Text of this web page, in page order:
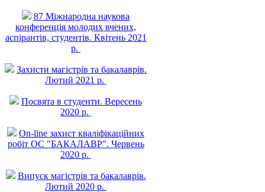
87 Міжнародна наукова
конференція молодих вчених,
аспірантів, студентів. Квітень 2021
р.
Захисти магістрів та бакалаврів.
Лютий 2021 р.
Посвята в студенти. Вересень
2020 р.
On-line захист квалiфiкацiйних
робiт ОС "БАКАЛАВР". Червень
2020 р.
Випуск магістрів та бакалаврів.
Лютий 2020 р.